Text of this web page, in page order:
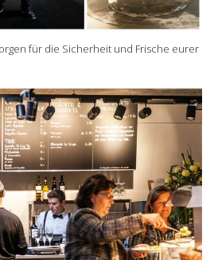
für die Sicherheit und Frische eurer